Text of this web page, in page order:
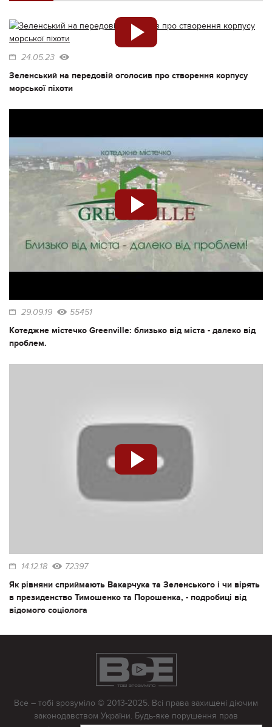
24.05.23
Зеленський на передовій оголосив про створення корпусу
морської піхоти
29.09.19 55451
Котеджне містечко Greenville: близько від міста - далеко від
проблем.
14.12.18 72397
Як рівняни сприймають Вакарчука та Зеленського і чи вірять
в президенство Тимошенко та Порошенка, - подробиці від
відомого соціолога
Все – тобі зрозуміло © 2013-2025. Всі права захищені діючим
законодавством України. Будь-яке порушення прав